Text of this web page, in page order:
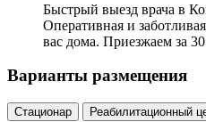
Быстрый выезд врача в
Оперативная и
вас дома. Приезжаем за
Варианты размещения
Стационар Реабилитационный